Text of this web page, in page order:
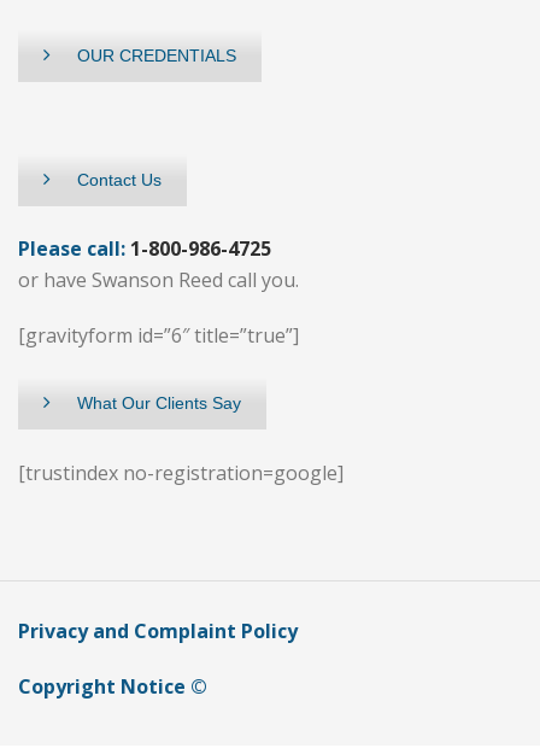
OUR CREDENTIALS
Contact Us
Please call: 1-800-986-4725
or have Swanson Reed call you.
[gravityform id=”6″ title=”true”]
What Our Clients Say
[trustindex no-registration=google]
Privacy and Complaint Policy
Copyright Notice ©